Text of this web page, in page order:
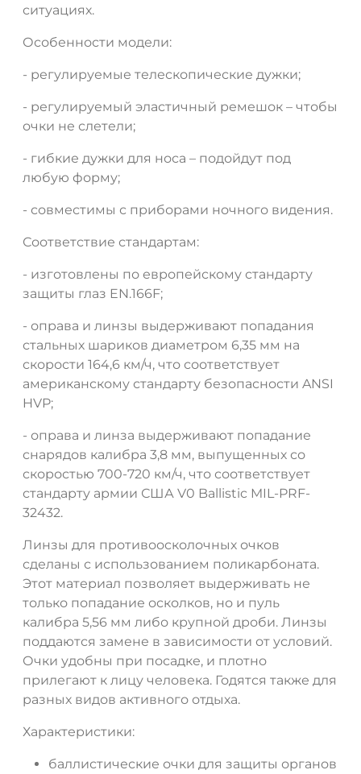
ситуациях.
Особенности модели:
- регулируемые телескопические дужки;
- регулируемый эластичный ремешок – чтобы
очки не слетели;
- гибкие дужки для носа – подойдут под
любую форму;
- совместимы с приборами ночного видения.
Соответствие стандартам:
- изготовлены по европейскому стандарту
защиты глаз EN.166F;
- оправа и линзы выдерживают попадания
стальных шариков диаметром 6,35 мм на
скорости 164,6 км/ч, что соответствует
американскому стандарту безопасности ANSI
HVP;
- оправа и линза выдерживают попадание
снарядов калибра 3,8 мм, выпущенных со
скоростью 700-720 км/ч, что соответствует
стандарту армии США V0 Ballistic MIL-PRF-
32432.
Линзы для противоосколочных очков
сделаны с использованием поликарбоната.
Этот материал позволяет выдерживать не
только попадание осколков, но и пуль
калибра 5,56 мм либо крупной дроби. Линзы
поддаются замене в зависимости от условий.
Очки удобны при посадке, и плотно
прилегают к лицу человека. Годятся также для
разных видов активного отдыха.
Характеристики:
баллистические очки для защиты органов
ДА НЕТ